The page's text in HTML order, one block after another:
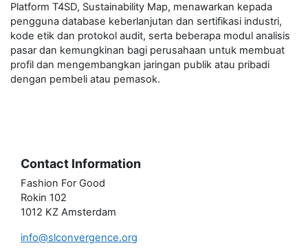
Platform T4SD, Sustainability Map, menawarkan kepada
pengguna database keberlanjutan dan sertifikasi industri,
kode etik dan protokol audit, serta beberapa modul analisis
pasar dan kemungkinan bagi perusahaan untuk membuat
profil dan mengembangkan jaringan publik atau pribadi
dengan pembeli atau pemasok.
Contact Information
Fashion For Good
Rokin 102
1012 KZ Amsterdam
info@slconvergence.org